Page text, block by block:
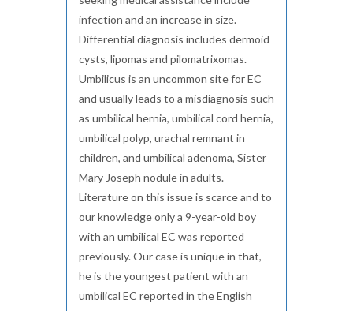
infection and an increase in size.
Differential diagnosis includes dermoid
cysts, lipomas and pilomatrixomas.
Umbilicus is an uncommon site for EC
and usually leads to a misdiagnosis such
as umbilical hernia, umbilical cord hernia,
umbilical polyp, urachal remnant in
children, and umbilical adenoma, Sister
Mary Joseph nodule in adults.
Literature on this issue is scarce and to
our knowledge only a 9-year-old boy
with an umbilical EC was reported
previously. Our case is unique in that,
he is the youngest patient with an
umbilical EC reported in the English